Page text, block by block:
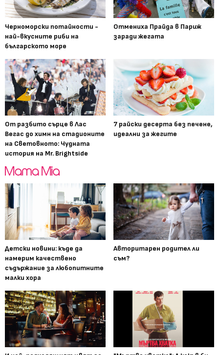
Черноморски потайности -
най-вкусните риби на
българското море
Отмениха Прайда в Париж
заради жегата
От разбито сърце в Лас
Вегас до химн на стадионите
на Световното: Чудната
история на Mr. Brightside
7 райски десерта без печене,
идеални за жегите
Детски новини: къде да
намерим качествено
съдържание за любопитните
малки хора
Авторитарен родител ли
съм?